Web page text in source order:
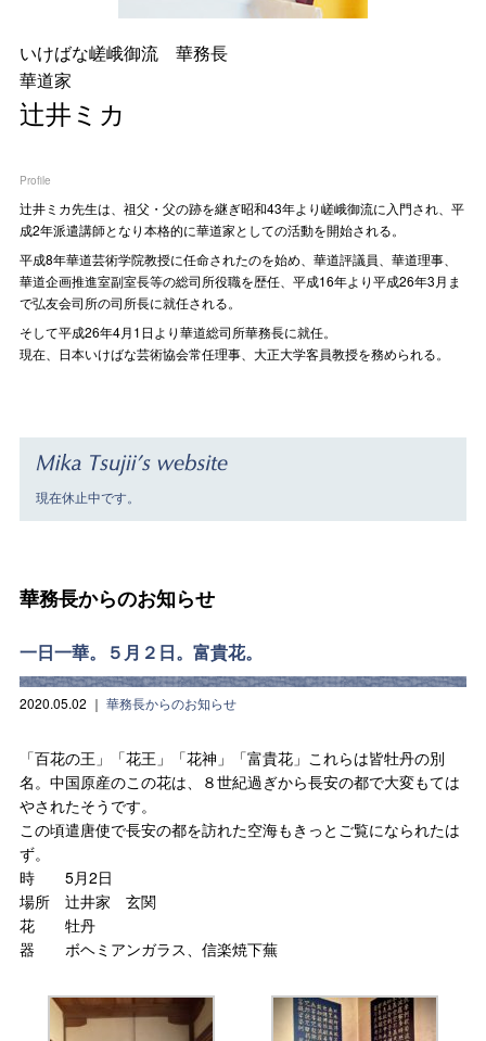
いけばな嵯峨御流 華務長
華道家
辻井ミカ
Profile
辻󠄀井ミカ先生は、祖父・父の跡を継ぎ昭和43年より嵯峨御流に入門され、平
成2年派遣講師となり本格的に華道家としての活動を開始される。
平成8年華道芸術学院教授に任命されたのを始め、華道評議員、華道理事、
華道企画推進室副室長等の総司所役職を歴任、平成16年より平成26年3月ま
で弘友会司所の司所長に就任される。
そして平成26年4月1日より華道総司所華務長に就任。
現在、日本いけばな芸術協会常任理事、大正大学客員教授を務められる。
現在休止中です。
華務長からのお知らせ
一日一華。５月２日。富貴花。
2020.05.02 ｜ 華務長からのお知らせ
「百花の王」「花王」「花神」「富貴花」これらは皆牡丹の別
名。中国原産のこの花は、８世紀過ぎから長安の都で大変もては
やされたそうです。
この頃遣唐使で長安の都を訪れた空海もきっとご覧になられたは
ず。
時 5月2日
場所 辻井家 玄関
花 牡丹
器 ボヘミアンガラス、信楽焼下蕪